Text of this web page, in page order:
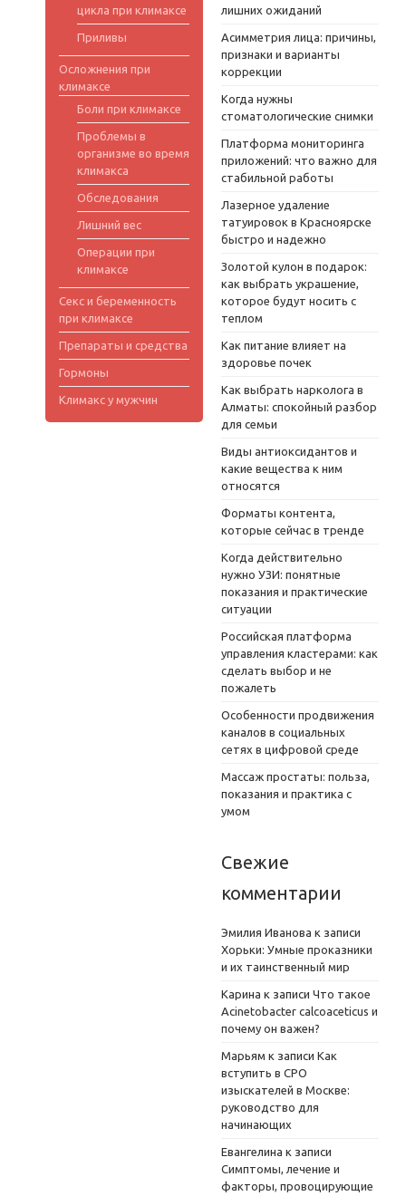
цикла при климаксе
Приливы
Осложнения при
климаксе
Боли при климаксе
Проблемы в
организме во время
климакса
Обследования
Лишний вес
Операции при
климаксе
Секс и беременность
при климаксе
Препараты и средства
Гормоны
Климакс у мужчин
лишних ожиданий
Асимметрия лица: причины,
признаки и варианты
коррекции
Когда нужны
стоматологические снимки
Платформа мониторинга
приложений: что важно для
стабильной работы
Лазерное удаление
татуировок в Красноярске
быстро и надежно
Золотой кулон в подарок:
как выбрать украшение,
которое будут носить с
теплом
Как питание влияет на
здоровье почек
Как выбрать нарколога в
Алматы: спокойный разбор
для семьи
Виды антиоксидантов и
какие вещества к ним
относятся
Форматы контента,
которые сейчас в тренде
Когда действительно
нужно УЗИ: понятные
показания и практические
ситуации
Российская платформа
управления кластерами: как
сделать выбор и не
пожалеть
Особенности продвижения
каналов в социальных
сетях в цифровой среде
Массаж простаты: польза,
показания и практика с
умом
Свежие
комментарии
Эмилия Иванова к записи
Хорьки: Умные проказники
и их таинственный мир
Карина к записи Что такое
Acinetobacter calcoaceticus и
почему он важен?
Марьям к записи Как
вступить в СРО
изыскателей в Москве:
руководство для
начинающих
Евангелина к записи
Симптомы, лечение и
факторы, провоцирующие